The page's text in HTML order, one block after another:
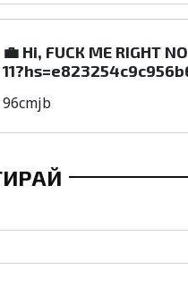
💼 Hi, FUСК ME
96cmjb